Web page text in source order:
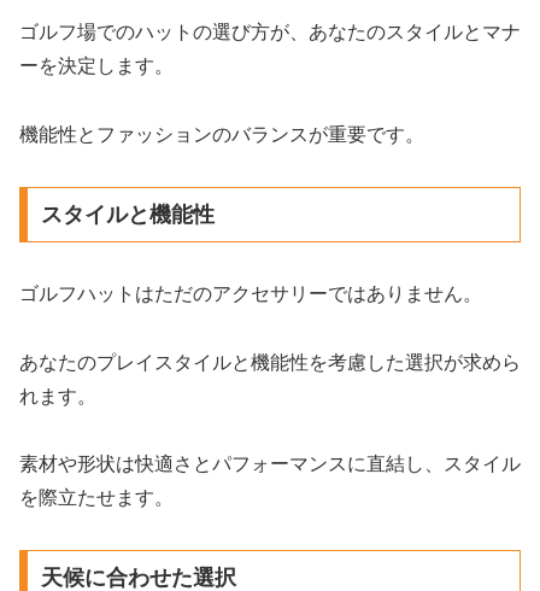
ゴルフ場でのハットの選び方が、あなたのスタイルとマナ
ーを決定します。
機能性とファッションのバランスが重要です。
スタイルと機能性
ゴルフハットはただのアクセサリーではありません。
あなたのプレイスタイルと機能性を考慮した選択が求めら
れます。
素材や形状は快適さとパフォーマンスに直結し、スタイル
を際立たせます。
天候に合わせた選択